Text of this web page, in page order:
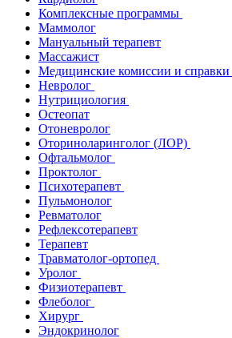
Комплексные программы
Маммолог
Мануальный терапевт
Массажист
Медицинские комиссии и справки
Невролог
Нутрициология
Остеопат
Отоневролог
Оториноларинголог (ЛОР)
Офтальмолог
Проктолог
Психотерапевт
Пульмонолог
Ревматолог
Рефлексотерапевт
Терапевт
Травматолог-ортопед
Уролог
Физиотерапевт
Флеболог
Хирург
Эндокринолог